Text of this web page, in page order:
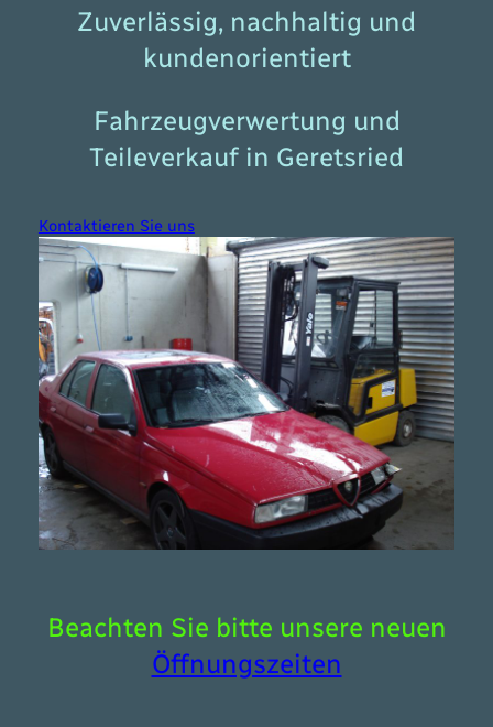
Zuverlässig, nachhaltig und
kundenorientiert
Fahrzeugverwertung und
Teileverkauf in Geretsried
Kontaktieren Sie uns
Beachten Sie bitte unsere neuen
Öffnungszeiten